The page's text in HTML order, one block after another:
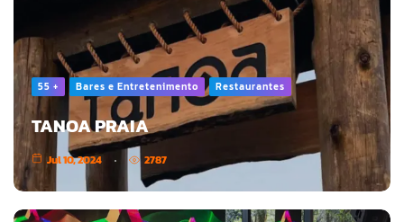
55 + Bares e Entretenimento Restaurantes
TANOA PRAIA
Jul 10, 2024 2787